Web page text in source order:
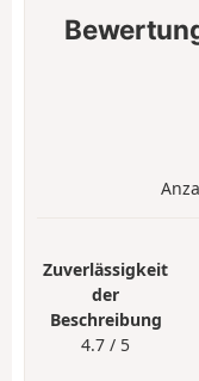
Zuverlässigkeit
der
Beschreibung
4.7 / 5